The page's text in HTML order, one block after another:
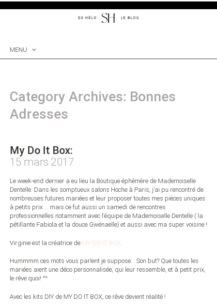
MENU
Category Archives: Bonnes
Adresses
My Do It Box:
15 mars 2017
Le week-end dernier a eu lieu la Boutique éphémère de Mademoiselle
Dentelle. Dans les somptueux salons Hoche à Paris, j’ai pu rencontré de
nombreuses futures mariées et leur proposer toutes mes pièces uniques
à petits prix … mais ce fut aussi un samedi de rencontres
professionnelles notamment avec l’équipe de Mademoiselle Dentelle ( la
pétillante Fabiola et la douce Gwénaëlle) et aussi avec ma super voisine !
Virginie est la créatrice de MY DO IT BOX
Hummmm ces mots vous parlent je suppose… Son but? Que toutes les
mariées aient une déco personnalisée, qui leur ressemble, et à petit prix,
le rêve quoi! ^^
Avec les kits DIY de MY DO IT BOX, ce rêve devient réalité !